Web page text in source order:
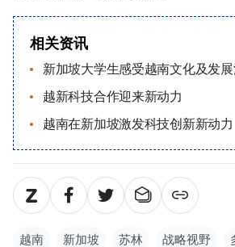
相关资讯
新加坡大学生感受越南文化及发
越新科技合作迎来新动力
越南在新加坡激发科技创新新动力
越南 新加坡 苏林 战略视野